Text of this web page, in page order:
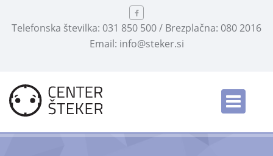
Telefonska številka: 031 850 500 / Brezplačna: 080 2016
Email: info@steker.si